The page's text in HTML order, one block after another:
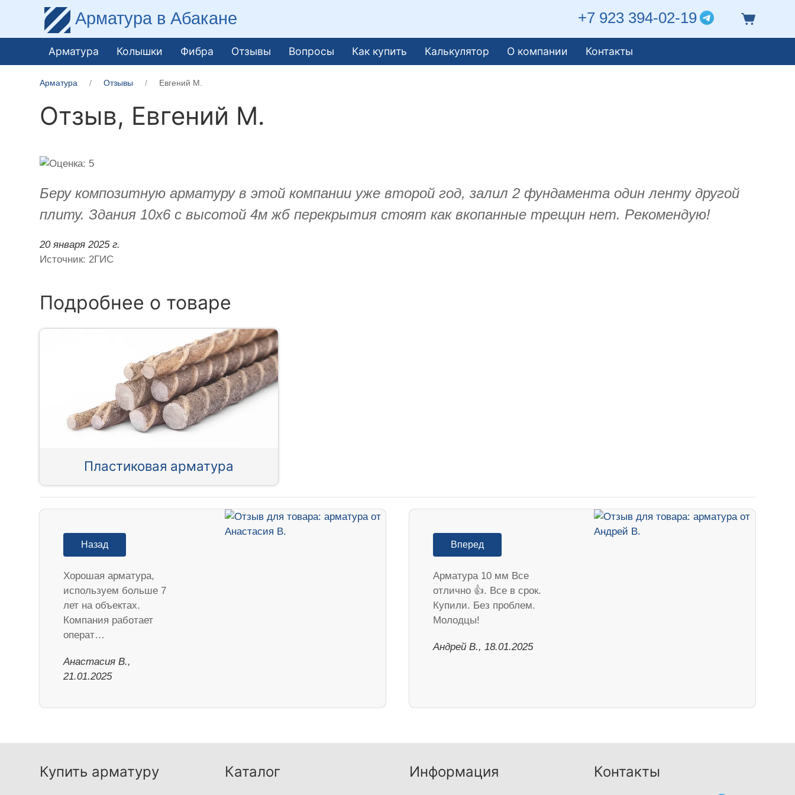
Арматура в Абакане +7 923 394-02-19
Арматура Колышки Фибра Отзывы Вопросы Как купить Калькулятор О компании Контакты
Арматура Отзывы ​Евгений М.
Отзыв, ​Евгений М.
Беру композитную арматуру в этой компании уже второй год, залил 2 фундамента один ленту другой
плиту. Здания 10х6 с высотой 4м жб перекрытия стоят как вкопанные трещин нет. Рекомендую!
20 января 2025 г.
Источник: 2ГИС
Подробнее о товаре
Пластиковая арматура
Назад
Хорошая арматура,
используем больше 7
лет на объектах.
Компания работает
операт…
Анастасия В.,
21.01.2025
Вперед
Арматура 10 мм Все
отлично 👍. Все в срок.
Купили. Без проблем.
Молодцы!
Андрей В., 18.01.2025
Купить арматуру Каталог Информация Контакты